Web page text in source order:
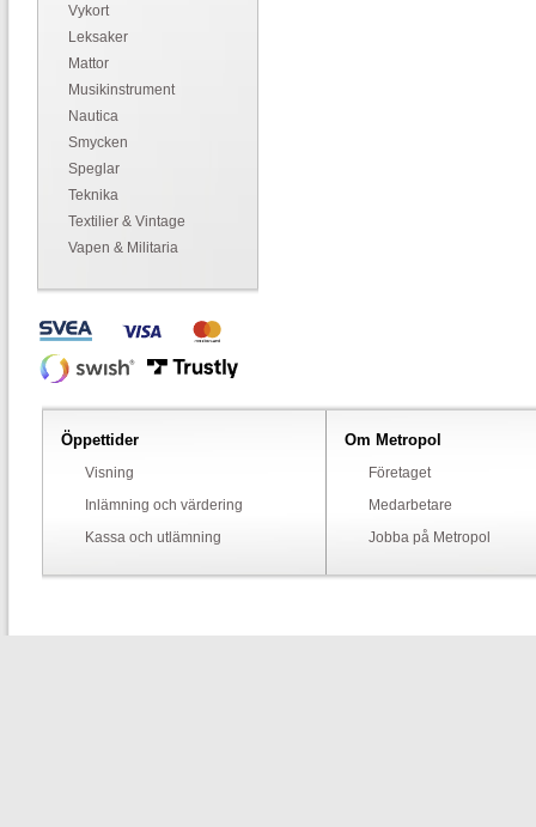
Vykort
Leksaker
Mattor
Musikinstrument
Nautica
Smycken
Speglar
Teknika
Textilier & Vintage
Vapen & Militaria
Öppettider
Visning
Inlämning och värdering
Kassa och utlämning
Om Metropol
Företaget
Medarbetare
Jobba på Metropol